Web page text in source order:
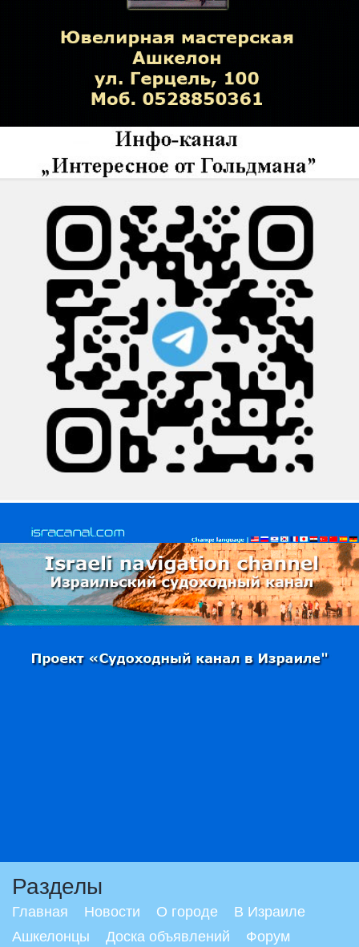
Разделы
Главная Новости О городе
В Израиле
Ашкелонцы
Доска объявлений Форум